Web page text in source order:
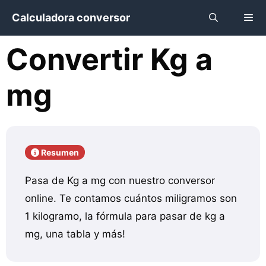
contenido
Calculadora conversor
Convertir Kg a
mg
Resumen
Pasa de Kg a mg con nuestro conversor
online. Te contamos cuántos miligramos son
1 kilogramo, la fórmula para pasar de kg a
mg, una tabla y más!